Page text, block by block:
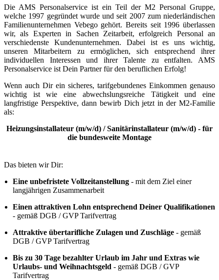
Die AMS Personalservice ist ein Teil der M2 Personal Gruppe,
welche 1997 gegründet wurde und seit 2007 zum niederländischen
Familienunternehmen Vebego gehört. Bereits seit 1996 überlassen
wir, als Experten in Sachen Zeitarbeit, erfolgreich Personal an
verschiedenste Kundenunternehmen. Dabei ist es uns wichtig,
unseren Mitarbeitern zu ermöglichen, sich entsprechend ihrer
individuellen Interessen und ihrer Talente zu entfalten. AMS
Personalservice ist Dein Partner für den beruflichen Erfolg!
Wenn auch Dir ein sicheres, tarifgebundenes Einkommen genauso
wichtig ist wie eine abwechslungsreiche Tätigkeit und eine
langfristige Perspektive, dann bewirb Dich jetzt in der M2-Familie
als:
Heizungsinstallateur (m/w/d) / Sanitärinstallateur (m/w/d) - für
die bundesweite Montage
Das bieten wir Dir:
Eine unbefristete Vollzeitanstellung - mit dem Ziel einer
langjährigen Zusammenarbeit
Einen attraktiven Lohn entsprechend Deiner Qualifikationen
- gemäß DGB / GVP Tarifvertrag
Attraktive übertarifliche Zulagen und Zuschläge - gemäß
DGB / GVP Tarifvertrag
Bis zu 30 Tage bezahlter Urlaub im Jahr und Extras wie
Urlaubs- und Weihnachtsgeld - gemäß DGB / GVP
Tarifvertrag